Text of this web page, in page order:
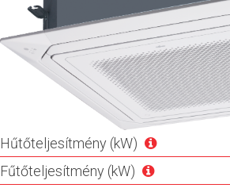
Hűtőteljesítmény (kW)
Fűtőteljesítmény (kW)